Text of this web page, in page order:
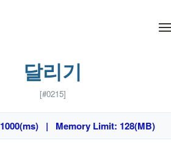
달리기
[#0215]
| Memory Limit: 128(MB)